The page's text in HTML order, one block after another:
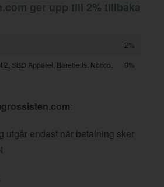
ger upp till 2% tillbaka
2%
SBD Apparel, Barebells, Nocco,
0%
:
utgår endast när betalning sker